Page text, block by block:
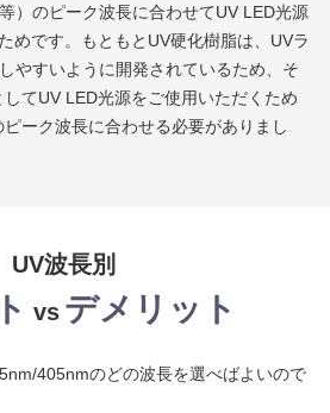
）のピーク波長に合わせてUV LED光源
めです。もともとUV硬化樹脂は、UVラ
やすいように開発されているため、そ
てUV LED光源をご使用いただくため
ーク波長に合わせる必要がありまし
UV波長別
vs デメリット
405nmのどの波長を選べばよいので